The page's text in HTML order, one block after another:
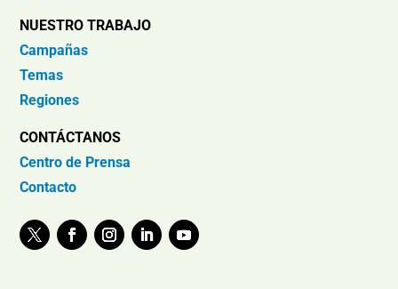
NUESTRO TRABAJO
Campañas
Temas
Regiones
CONTÁCTANOS
Centro de Prensa
Contacto